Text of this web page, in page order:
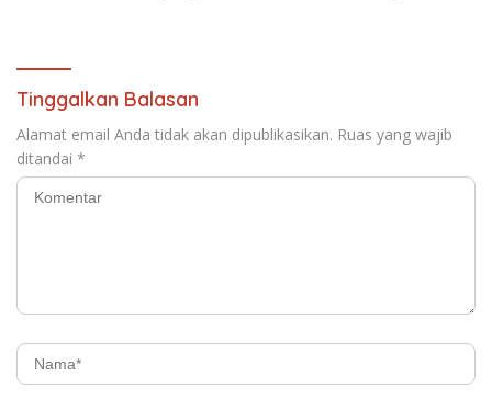
Tinggalkan Balasan
Alamat email Anda tidak akan dipublikasikan. Ruas yang wajib
ditandai *